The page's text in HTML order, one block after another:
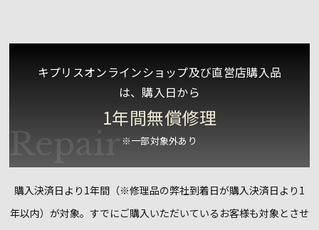
キプリスオンラインショップ及び直営店購入品
は、購入日から
1年間無償修理
※一部対象外あり
購入決済日より1年間（※修理品の弊社到着日が購入決済日より1
年以内）が対象。 すでにご購入いただいているお客様も対象とさせ